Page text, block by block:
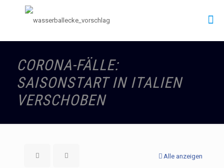
CORONA-FÄLLE:
SAISONSTART IN ITALIEN
VERSCHOBEN
Alle anzeigen